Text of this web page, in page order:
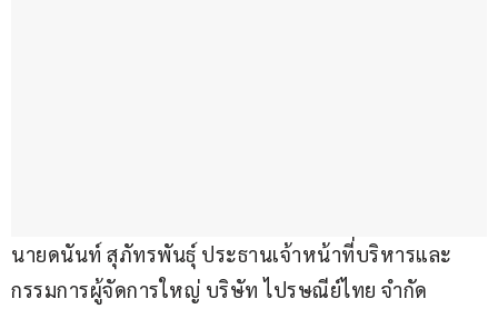
นายดนันท์ สุภัทรพันธุ์ ประธานเจ้าหน้าที่บริหารและ
กรรมการผู้จัดการใหญ่ บริษัท ไปรษณีย์ไทย จำกัด